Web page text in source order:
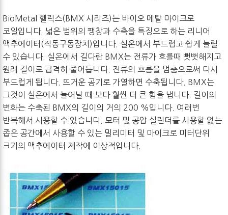
BioMetal 헬릭스(BMX 시리즈)는 바이오 메탈 마이크로
코일입니다. 넓은 범위의 팽창과 수축을 특징으로 하는 리니어
액추에이터(직동구동장치)입니다. 실온에서 부드럽고 쉽게 늘릴
수 있습니다. 실온에서 길다란 BMX는 전류가 흐를때 뻣뻣해지고
원래 길이로 급격히 줄어듭니다. 전류의 흐름을 멈춤으로써 다시
부드럽게 됩니다. 뜨거운 공기로 가열하면 수축됩니다. BMX는
그것이 실온에서 늘어날 때 보다 훨씬 더 큰 힘을 냅니다. 길이의
변화는 수축된 BMX의 길이의 거의 200 %입니다. 여러번
반복해서 사용할 수 있습니다. 모터 및 공압 실린더를 사용할 없는
좁은 공간에서 사용할 수 있는 밀리미터 및 마이크로 미터단위
크기의 액추에이터 제작에 이상적입니다.